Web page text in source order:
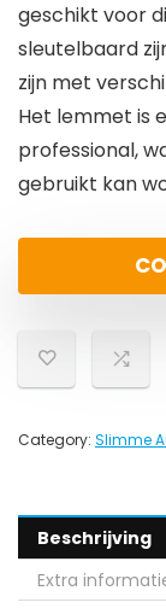
geschikt voor
sleutelbaard
zijn met
Het lemmet is
professional,
gebruikt kan
Category: Slimme
Beschrijving
Extra